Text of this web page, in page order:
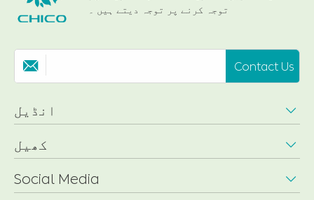
توجہ کرنے پر توجہ دیتے ہیں ۔
 Contact Us
انڈیل 
کھیل 
Social Media 